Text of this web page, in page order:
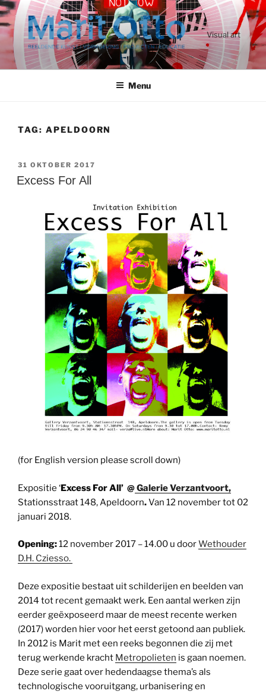
Ga
naar
de
inhoud
Visual art
Menu
TAG: APELDOORN
GEPLAATST
OP
31 OKTOBER 2017
Excess For All
(for English version please scroll down)
Expositie ‘Excess For All’ @Galerie Verzantvoort,
Stationsstraat 148, Apeldoorn.Van 12 november tot 02
januari 2018.
Opening:12 november 2017 – 14.00 u doorWethouder
D.H. Cziesso.
Deze expositie bestaat uit schilderijen en beelden van
2014 tot recent gemaakt werk. Een aantal werken zijn
eerder geëxposeerd maar de meest recente werken
(2017) worden hier voor het eerst getoond aan publiek.
In 2012 is Marit met een reeks begonnen die zij met
terug werkende kracht Metropolieten is gaan noemen.
Deze serie gaat over hedendaagse thema’s als
technologische vooruitgang, urbanisering en